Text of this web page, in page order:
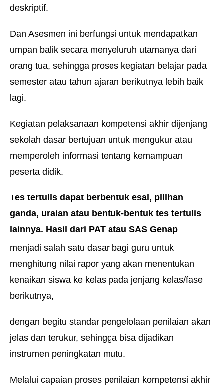
deskriptif.
Dan Asesmen ini berfungsi untuk mendapatkan
umpan balik secara menyeluruh utamanya dari
orang tua, sehingga proses kegiatan belajar pada
semester atau tahun ajaran berikutnya lebih baik
lagi.
Kegiatan pelaksanaan kompetensi akhir dijenjang
sekolah dasar bertujuan untuk mengukur atau
memperoleh informasi tentang kemampuan
peserta didik.
Tes tertulis dapat berbentuk esai, pilihan
ganda, uraian atau bentuk-bentuk tes tertulis
lainnya. Hasil dari PAT atau SAS Genap
menjadi salah satu dasar bagi guru untuk
menghitung nilai rapor yang akan menentukan
kenaikan siswa ke kelas pada jenjang kelas/fase
berikutnya,
dengan begitu standar pengelolaan penilaian akan
jelas dan terukur, sehingga bisa dijadikan
instrumen peningkatan mutu.
Melalui capaian proses penilaian kompetensi akhir